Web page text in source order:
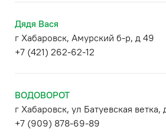
Дядя Вася
г Хабаровск, Амурский б-р, д 49
+7 (421) 262-62-12
ВОДОВОРОТ
г Хабаровск, ул Батуевская ветка,
+7 (909) 878-69-89